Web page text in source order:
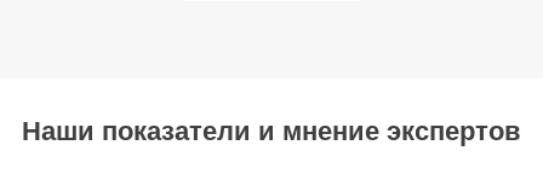
Наши показатели и мнение экспертов